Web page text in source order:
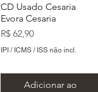
CD Usado Cesaria
Evora Cesaria
Preço
R$ 62,90
IPI / ICMS / ISS não incl.
Adicionar ao